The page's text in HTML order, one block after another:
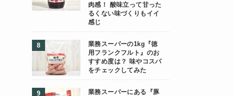
肉感！ 酸味立って甘った
るくない味づくりもイイ
感じ
業務スーパーの1kg『徳
用フランクフルト』のお
すすめ度は？ 味やコスパ
をチェックしてみた
業務スーパーにある『豚